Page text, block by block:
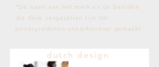
*De naam van het merk en de beelden
die deze vergezellen zijn om
privacyredenen onherkenbaar gemaakt.
dutch design